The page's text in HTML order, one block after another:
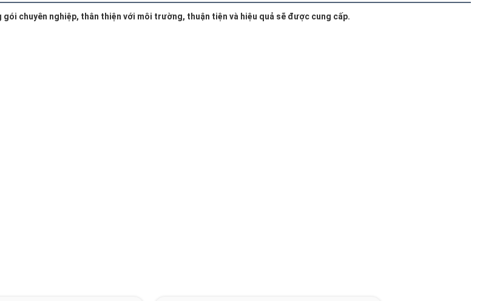
chuyên nghiệp, thân thiện với môi trường, thuận tiện và hiệu quả sẽ được cung cấp.